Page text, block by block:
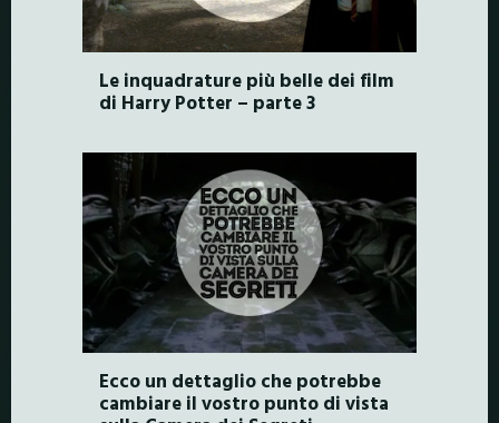
Le inquadrature più belle dei film
di Harry Potter – parte 3
Ecco un dettaglio che potrebbe
cambiare il vostro punto di vista